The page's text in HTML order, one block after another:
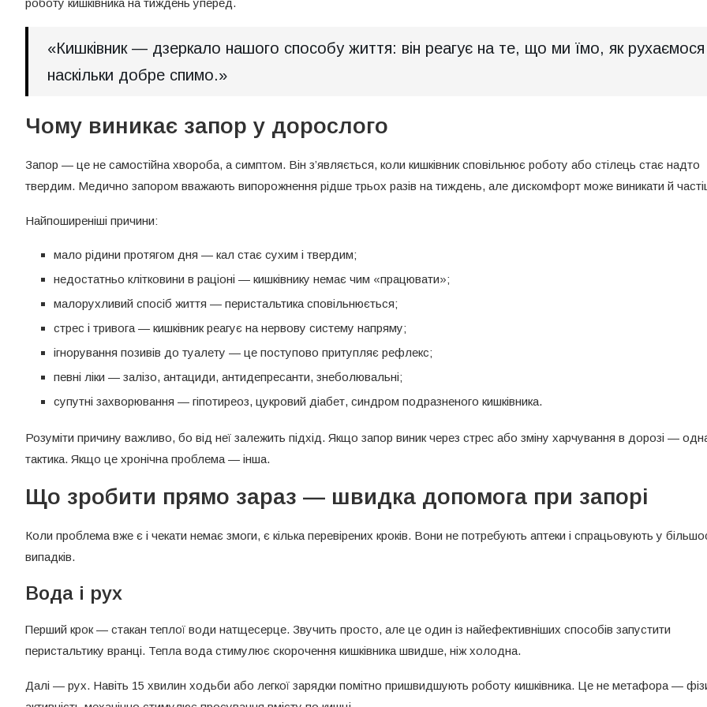
роботу кишківника на тиждень уперед.
«Кишківник — дзеркало нашого способу життя: він реагує на те, що ми їмо, як рухаємося
наскільки добре спимо.»
Чому виникає запор у дорослого
Запор — це не самостійна хвороба, а симптом. Він з’являється, коли кишківник сповільнює роботу або стілець стає надто
твердим. Медично запором вважають випорожнення рідше трьох разів на тиждень, але дискомфорт може виникати й
Найпоширеніші причини:
мало рідини протягом дня — кал стає сухим і твердим;
недостатньо клітковини в раціоні — кишківнику немає чим «працювати»;
малорухливий спосіб життя — перистальтика сповільнюється;
стрес і тривога — кишківник реагує на нервову систему напряму;
ігнорування позивів до туалету — це поступово притупляє рефлекс;
певні ліки — залізо, антациди, антидепресанти, знеболювальні;
супутні захворювання — гіпотиреоз, цукровий діабет, синдром подразненого кишківника.
Розуміти причину важливо, бо від неї залежить підхід. Якщо запор виник через стрес або зміну харчування в дорозі —
тактика. Якщо це хронічна проблема — інша.
Що зробити прямо зараз — швидка допомога при запорі
Коли проблема вже є і чекати немає змоги, є кілька перевірених кроків. Вони не потребують аптеки і спрацьовують у
випадків.
Вода і рух
Перший крок — стакан теплої води натщесерце. Звучить просто, але це один із найефективніших способів запустити
перистальтику вранці. Тепла вода стимулює скорочення кишківника швидше, ніж холодна.
Далі — рух. Навіть 15 хвилин ходьби або легкої зарядки помітно пришвидшують роботу кишківника. Це не метафора —